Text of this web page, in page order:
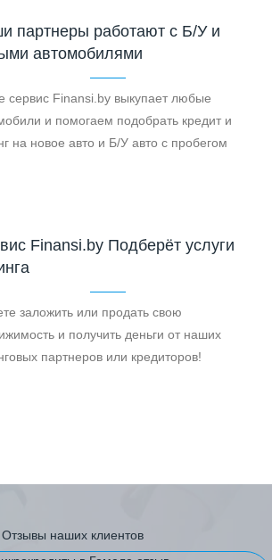
партнеры работают с Б/У и
автомобилями
сервис Finansi.by выкупает любые
и помогаем подобрать кредит и
на новое авто и Б/У авто с пробегом
Finansi.by Подберёт услуги
заложить или продать свою
и получить деньги от наших
партнеров или кредиторов!
Отзывы наших клиентов